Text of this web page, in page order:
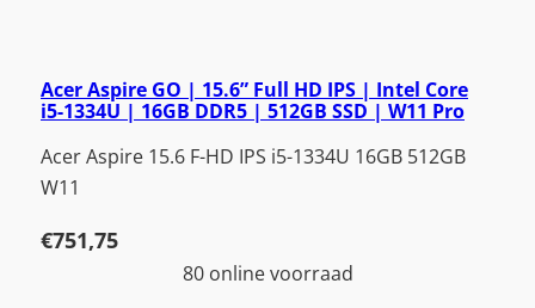
Acer Aspire GO | 15.6” Full HD IPS | Intel Core
i5-1334U | 16GB DDR5 | 512GB SSD | W11 Pro
Acer Aspire 15.6 F-HD IPS i5-1334U 16GB 512GB
W11
€751,75
80 online voorraad